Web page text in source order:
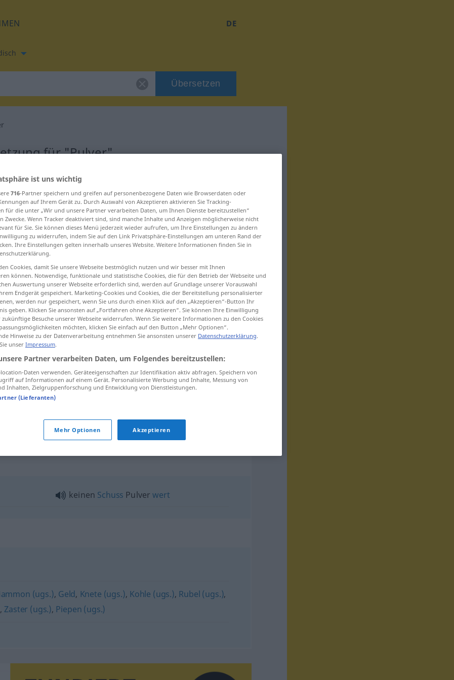
DE
Übersetzen
für "Pulver"
Pulver
Pulver MIL
keinen Schuss Pulverwert
(ugs.), Geld, Knete (ugs.), Kohle (ugs.), Rubel (ugs.),
, Zaster (ugs.), Piepen (ugs.)
ist uns wichtig
716-Partner speichern und greifen auf personenbezogene Daten wie Browserdaten oder
auf Ihrem Gerät zu. Durch Auswahl von Akzeptieren aktivieren Sie Tracking-
für die unter „Wir und unsere Partner verarbeiten Daten, um Ihnen Dienste bereitzustellen“
Zwecke. Wenn Tracker deaktiviert sind, sind manche Inhalte und Anzeigen möglicherweise nicht
für Sie. Sie können dieses Menü jederzeit wieder aufrufen, um Ihre Einstellungen zu ändern
zu widerrufen, indem Sie auf den Link Privatsphäre-Einstellungen am unteren Rand der
Ihre Einstellungen gelten innerhalb unseres Website. Weitere Informationen finden Sie in
Cookies, damit Sie unsere Webseite bestmöglich nutzen und wir besser mit Ihnen
können. Notwendige, funktionale und statistische Cookies, die für den Betrieb der Webseite und
Auswertung unserer Webseite erforderlich sind, werden auf Grundlage unserer Vorauswahl
Endgerät gespeichert. Marketing-Cookies und Cookies, die der Bereitstellung personalisierter
werden nur gespeichert, wenn Sie uns durch einen Klick auf den „Akzeptieren“-Button Ihr
geben. Klicken Sie ansonsten auf „Fortfahren ohne Akzeptieren“. Sie können Ihre Einwilligung
Besuche unserer Webseite widerrufen. Wenn Sie weitere Informationen zu den Cookies
möchten, klicken Sie einfach auf den Button „Mehr Optionen“.
Hinweise zu der Datenverarbeitung entnehmen Sie ansonsten unserer Datenschutzerklärung.
unser Impressum.
Partner verarbeiten Daten, um Folgendes bereitzustellen:
Daten verwenden. Geräteeigenschaften zur Identifikation aktiv abfragen. Speichern von
auf Informationen auf einem Gerät. Personalisierte Werbung und Inhalte, Messung von
Inhalten, Zielgruppenforschung und Entwicklung von Dienstleistungen.
(Lieferanten)
Mehr Optionen Akzeptieren